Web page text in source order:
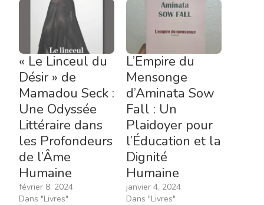
« Le Linceul du
Désir » de
Mamadou Seck :
Une Odyssée
Littéraire dans
les Profondeurs
de l’Âme
Humaine
février 8, 2024
Dans "Livres"
L’Empire du
Mensonge
d’Aminata Sow
Fall : Un
Plaidoyer pour
l’Éducation et la
Dignité
Humaine
janvier 4, 2024
Dans "Livres"